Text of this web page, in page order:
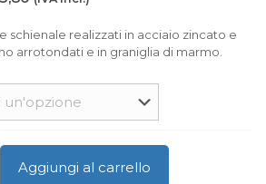
schienale realizzati in acciaio zincato e
arrotondati e in graniglia di marmo.
Aggiungi al carrello